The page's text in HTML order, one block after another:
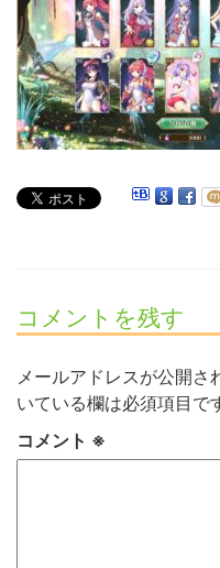
コメントを残す
メールアドレスが公開さ
いている欄は必須項目で
コメント ※